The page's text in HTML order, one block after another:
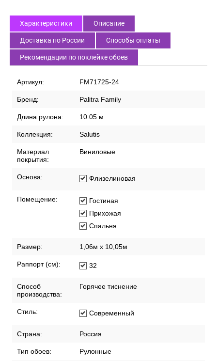
Характеристики Описание
Доставка по России Способы оплаты
Рекомендации по поклейке обоев
Артикул: FM71725-24
Бренд: Palitra Family
Длина рулона: 10.05 м
Коллекция: Salutis
Материал
покрытия:
Виниловые
Основа: Флизелиновая
Помещение:
Гостиная
Прихожая
Спальня
Размер: 1,06м х 10,05м
Раппорт (см): 32
Способ
производства:
Горячее тиснение
Стиль: Современный
Страна: Россия
Тип обоев: Рулонные